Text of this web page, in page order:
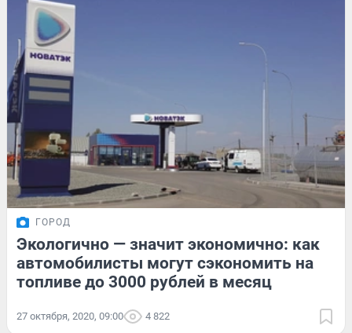
ГОРОД
Экологично — значит экономично: как
автомобилисты могут сэкономить на
топливе до 3000 рублей в месяц
27 октября, 2020, 09:00 4 822